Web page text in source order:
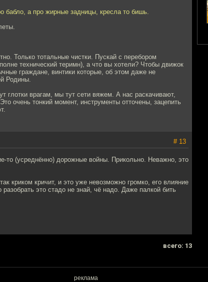
бабло, а про жирные задницы, кресла то бишь.
Только тотальные чистки. Пускай с перебором
технический теримн), а что вы хотели? Чтобы движок
граждане, винтики которые, об этом даже не
Родины.
глотки врагам, мы тут сети вяжем. А нас раскачивают,
очень тонкий момент, инструменты отточены, зацепить
# 13
то (усреднённо) дорожные войны. Прикольно. Неважно, это
криком кричит, и это уже невозможно громко, его влияние
это стадо не знай, чё надо. Даже палкой бить
всего: 13
реклама